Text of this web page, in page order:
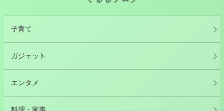
子育て
ガジェット
エンタメ
料理・家事